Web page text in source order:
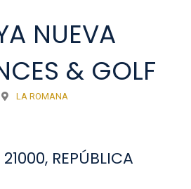
NUEVA
& GOLF
LA ROMANA
REPÚBLICA